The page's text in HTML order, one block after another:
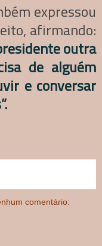
expressou
afirmando:
outra
de alguém
e conversar
comentário: